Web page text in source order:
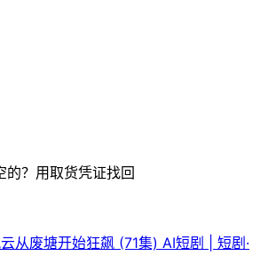
的？用取货凭证找回
从废塘开始狂飙 (71集) AI短剧 | 短剧·